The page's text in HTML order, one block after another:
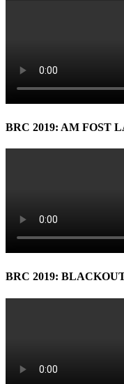
BRC 2019: AM FOST
BRC 2019: